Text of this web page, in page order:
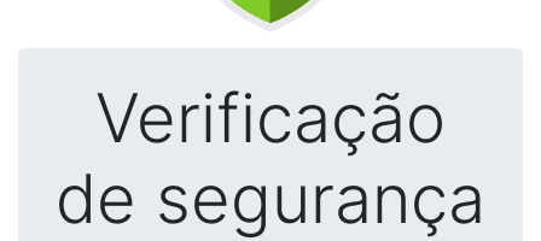
Verificação
de segurança